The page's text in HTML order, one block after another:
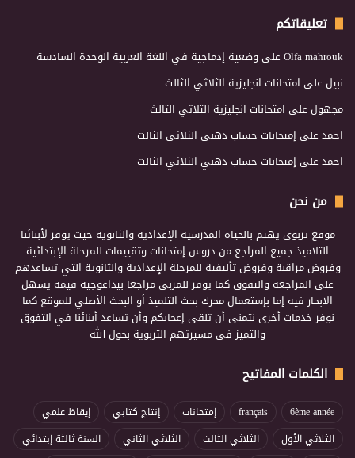
تعليقاتكم
Olfa mahroukعلى وضعية إدماجية في اللغة العربية الوحدة السادسة
نبيلعلى امتحانات انجليزية الثلاثي الثالث
مجهولعلى امتحانات انجليزية الثلاثي الثالث
احمدعلى إمتحانات حساب ذهني الثلاثي الثالث
احمدعلى إمتحانات حساب ذهني الثلاثي الثالث
من نحن
موقع تربوي يهتم بالحياة المدرسية الإعدادية والثانوية حيث يوفر لأبنائنا
التلاميذ جميع المراجع من دروس إمتحانات وتقييمات للمرحلة الإبتدائية
وفروض مراقبة وفروض تأليفية للمرحلة الإعدادية والثانوية التي تساعدهم
على المراجعة والتفوق كما يوفر للمربي مراجعا بيداغوجية قيمة يسهل
الابحار فيه إما بإستعمال محرك بحث التلميذ أو البحث الأصلي للموقع كما
نوفر خدمات أخرى نتمنى أن تلقى إعجابكم وأن تساعد أبنائنا في التفوق
والتميز في مسيرتهم التربوية بحول الله
الكلمات المفاتيح
6ème année
français إمتحانات إنتاج كتابي
إيقاظ علمي
الثلاثي الأول
الثلاثي الثالث الثلاثي الثاني
السنة ثالثة إبتدائي